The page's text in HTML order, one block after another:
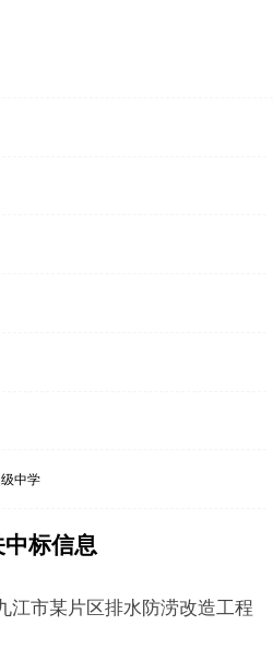
中学
标信息
江市某片区排水防涝改造工程